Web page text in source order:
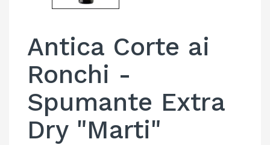
Antica Corte ai
Ronchi -
Spumante Extra
Dry "Marti"